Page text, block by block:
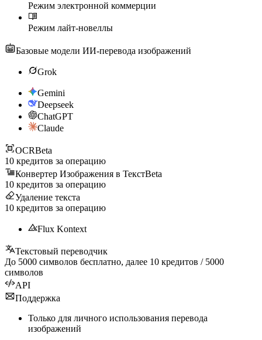
Режим электронной коммерции
Режим лайт-новеллы
Базовые модели ИИ-перевода изображений
Grok
Gemini
Deepseek
ChatGPT
Claude
OCRBeta
10 кредитов за операцию
Конвертер Изображения в ТекстBeta
10 кредитов за операцию
Удаление текста
10 кредитов за операцию
Flux Kontext
Текстовый переводчик
До 5000 символов бесплатно, далее 10 кредитов / 5000
символов
API
Поддержка
Только для личного использования перевода
изображений